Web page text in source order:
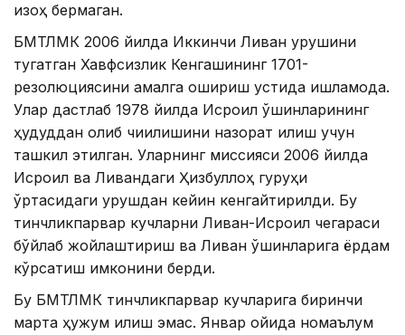
изоҳ бермаган.
БМТЛМК 2006 йилда Иккинчи Ливан урушини
тугатган Хавфсизлик Кенгашининг 1701-
резолюциясини амалга ошириш устида ишламоқда.
Улар дастлаб 1978 йилда Исроил қўшинларининг
ҳудуддан олиб чиқилишини назорат қилиш учун
ташкил этилган. Уларнинг миссияси 2006 йилда
Исроил ва Ливандаги Ҳизбуллоҳ гуруҳи
ўртасидаги урушдан кейин кенгайтирилди. Бу
тинчликпарвар кучларни Ливан-Исроил чегараси
бўйлаб жойлаштириш ва Ливан қўшинларига ёрдам
кўрсатиш имконини берди.
Бу БМТЛМК тинчликпарвар кучларига биринчи
марта ҳужум қилиш эмас. Январ ойида номаълум